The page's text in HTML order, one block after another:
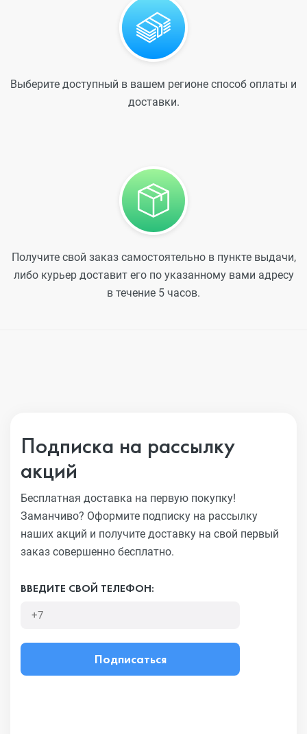
Выберите доступный в вашем регионе способ оплаты и
доставки.
Получите свой заказ самостоятельно в пункте выдачи,
либо курьер доставит его по указанному вами адресу
в течение 5 часов.
Подписка на рассылку
акций
Бесплатная доставка на первую покупку!
Заманчиво? Оформите подписку на рассылку
наших акций и получите доставку на свой первый
заказ совершенно бесплатно.
ВВЕДИТЕ СВОЙ ТЕЛЕФОН:
Подписаться